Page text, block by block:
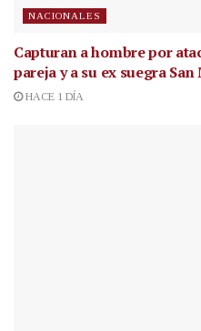
NACIONALES
Capturan a hombre por
pareja y a su ex suegra
HACE 1 DÍA